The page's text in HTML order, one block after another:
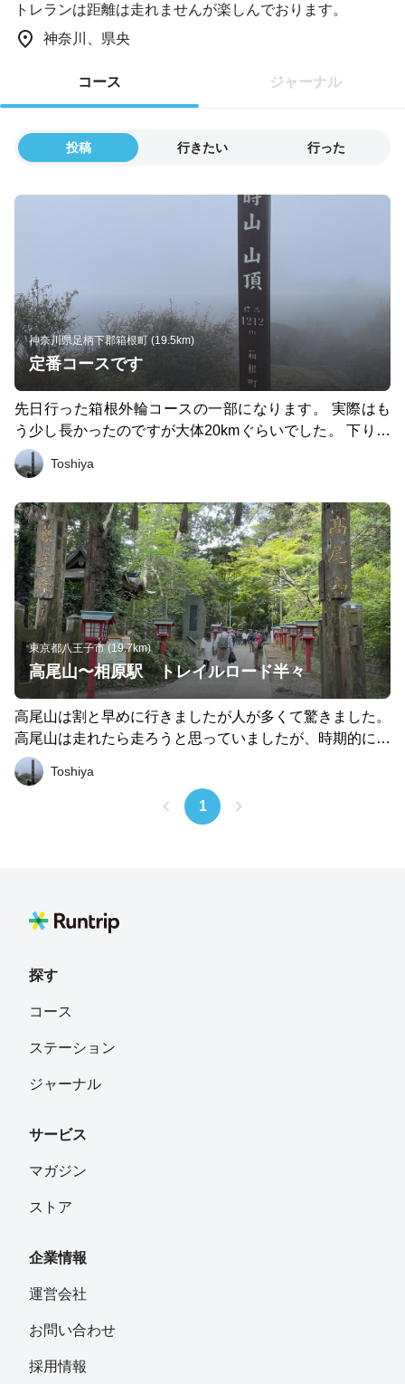
トレランは距離は走れませんが楽しんでおります。
神奈川、県央
コース ジャーナル
投稿 行きたい 行った
神奈川県足柄下郡箱根町 (19.5km)
定番コースです
先日行った箱根外輪コースの一部になります。 実際はも
う少し長かったのですが大体20kmぐらいでした。 下り基
調とのことで箱根湯本駅からよりは確かに気持ち楽な感じ
でしたがトレッキングポールが無かったら私は完走できな
す。。
Toshiya
東京都八王子市 (19.7km)
高尾山〜相原駅 トレイルロード半々
高尾山は割と早めに行きましたが人が多くて驚きました。
高尾山は走れたら走ろうと思っていましたが、時期的にト
レランはダメと看板に記載されていたのと6号路はそもそ
も人が多いので大人しく景色を楽しみながらまったりと登
りました。 それでも走ってくる人はいましたし、無言で
無理やり後ろから追い越してくる怖い人はいましたが、、
Toshiya
1
探す
コース
ステーション
ジャーナル
サービス
マガジン
ストア
企業情報
運営会社
お問い合わせ
採用情報